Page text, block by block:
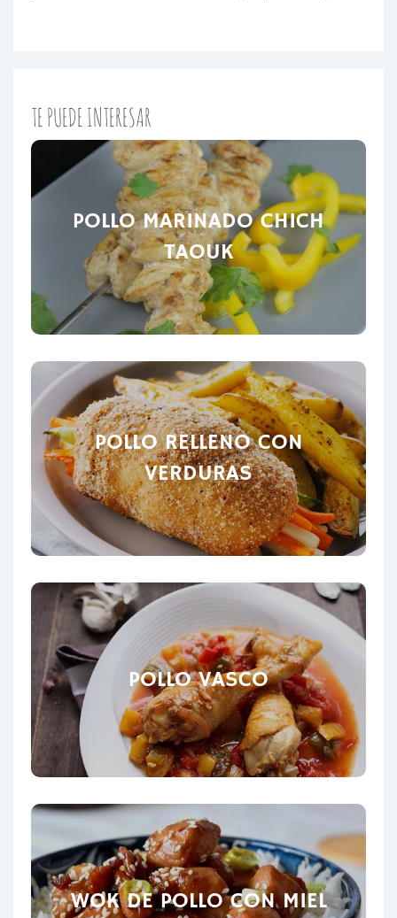
TE PUEDE INTERESAR
POLLO MARINADO CHICH
TAOUK
POLLO RELLENO CON
VERDURAS
POLLO VASCO
WOK DE POLLO CON MIEL